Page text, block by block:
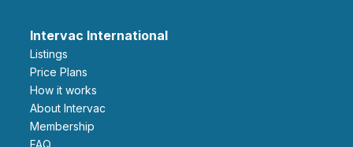
Intervac International
Listings
Price Plans
How it works
About Intervac
Membership
FAQ